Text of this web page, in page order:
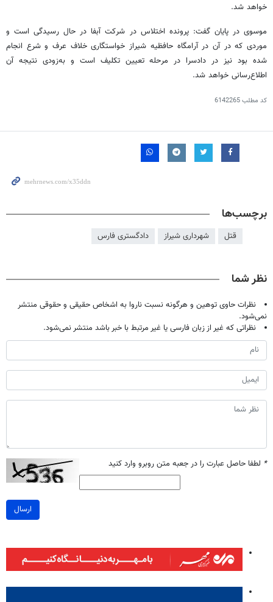
خواهد شد.
موسوی در پایان گفت: پرونده اختلاس در شرکت آبفا در حال رسیدگی است و
موردی که در آن در آرامگاه حافظیه شیراز خواستگاری خلاف عرف و شرع انجام
شده بود نیز در دادسرا در مرحله تعیین تکلیف است و به‌زودی نتیجه آن
اطلاع‌رسانی خواهد شد.
کد مطلب6142265
برچسب‌ها
قتل شهرداری شیراز دادگستری فارس
نظر شما
نظرات حاوی توهین و هرگونه نسبت ناروا به اشخاص حقیقی و حقوقی منتشر
نمی‌شود.
نظراتی که غیر از زبان فارسی یا غیر مرتبط با خبر باشد منتشر نمی‌شود.
* لطفا حاصل عبارت را در جعبه متن روبرو وارد کنید
ارسال